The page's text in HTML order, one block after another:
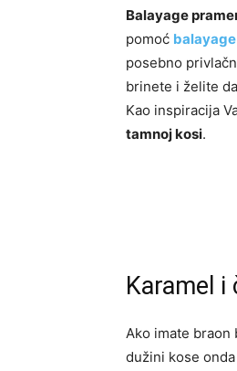
Balayage
pomoć
posebno
brinete i želite
Kao inspiracija
tamnoj kosi.
Karamel
Ako imate braon
dužini kose